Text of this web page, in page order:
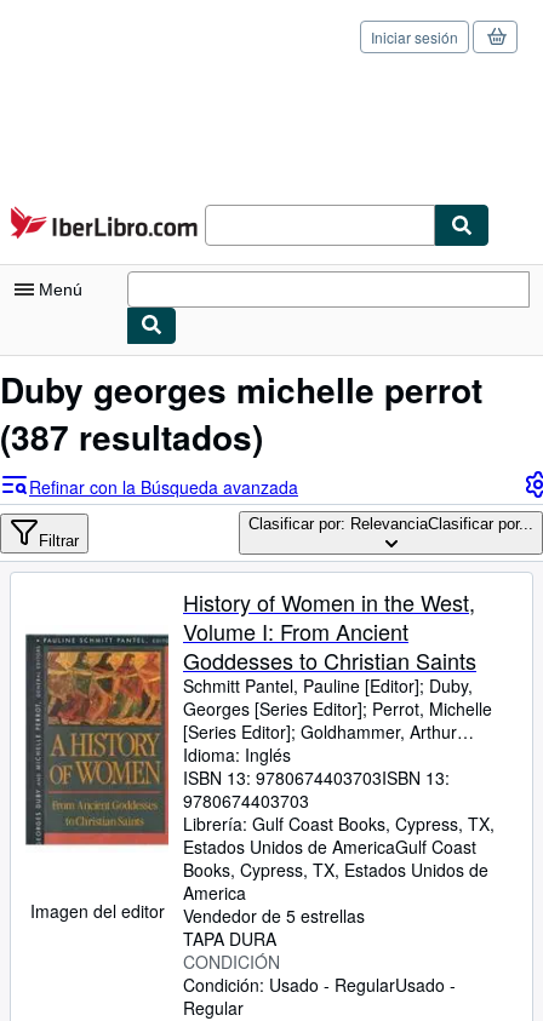
Pasar al contenido principal
IberLibro.com
Iniciar sesión
Menú
Mi cuenta
Consultar mis pedidos
Búsqueda avanzada
Colecciones
Arte y coleccionismo
Vendedores
Comenzar a vender
Ayuda
CERRAR
Duby georges michelle perrot
(387 resultados)
Refinar con la Búsqueda avanzada
Filtrar
Clasificar por: RelevanciaClasificar por...
Imagen del editor
History of Women in the West,
Volume I: From Ancient
Goddesses to Christian Saints
Schmitt Pantel, Pauline [Editor]; Duby,
Georges [Series Editor]; Perrot, Michelle
[Series Editor]; Goldhammer, Arthur
[Translator];
Idioma: Inglés
ISBN 13: 9780674403703ISBN 13:
9780674403703
Librería: Gulf Coast Books, Cypress, TX,
Estados Unidos de AmericaGulf Coast
Books, Cypress, TX, Estados Unidos de
America
Vendedor de 5 estrellas
TAPA DURA
CONDICIÓN
Condición: Usado - RegularUsado -
Regular